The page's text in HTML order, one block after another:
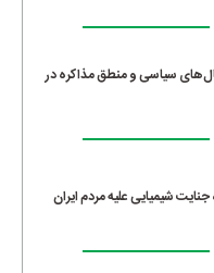
سیاسی و منطق مذاکره در
شیمیایی علیه مردم ایران